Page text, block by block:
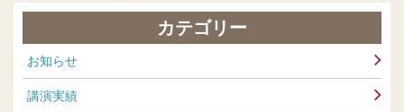
カテゴリー
お知らせ
講演実績